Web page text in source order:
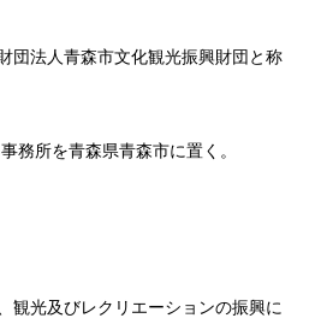
法人青森市文化観光振興財団と称
務所を青森県青森市に置く。
光及びレクリエーションの振興に